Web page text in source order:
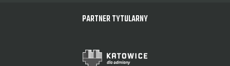
PARTNER TYTULARNY